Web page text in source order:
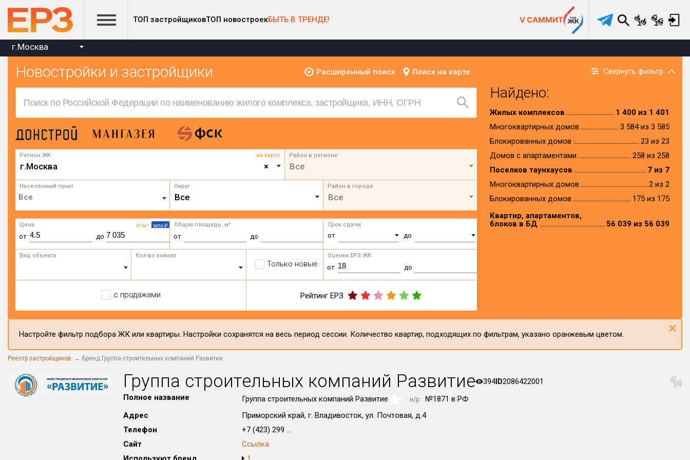
ТОП застройщиковТОП новостроекБЫТЬ В ТРЕНДЕ! V САММИТ
г.Москва
Новостройки и застройщики Расширенный поиск Поиск на карте Свернуть фильтр
Регион ЖК на карте
×
г.Москва
Район в регионе
Все
Населённый пункт Округ
Все
Район в городе
Все
₽/м² млн ₽
Цена
от до
Общая площадь, м²
от до
Срок сдачи
от до
Вид объекта Кол-во комнат
Только новые
Оценка ЕРЗ ЖК
от до
с продажами Рейтинг ЕРЗ
Найдено:
Жилых комплексов
1 400 из 1 401
Многоквартирных домов
3 584 из 3 585
Блокированных домов
23 из 23
Домов с апартаментами
258 из 258
Поселков таунхаусов
7 из 7
Многоквартирных домов
2 из 2
Блокированных домов
175 из 175
Квартир, апартаментов,
блоков в БД
56 039 из 56 039
Настройте фильтр подбора ЖК или квартиры. Настройки сохранятся на весь период сессии. Количество квартир, подходящих по фильтрам, указано оранжевым цветом. ×
Реестр застройщиков Бренд Группа строительных компаний Развитие
Группа строительных компаний Развитие 394ID2086422001
Полное название
Группа строительных компаний Развитие н/р
№1871 в РФ
Адрес
Приморский край, г. Владивосток, ул. Почтовая, д.4
Телефон
+7 (423) 299 ...
Сайт
Ссылка